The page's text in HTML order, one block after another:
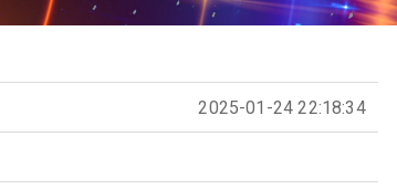
2025-01-24 22:18:34